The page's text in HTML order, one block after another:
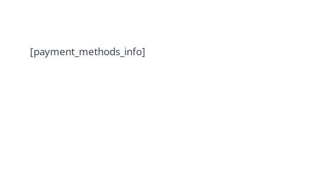
[payment_methods_info]